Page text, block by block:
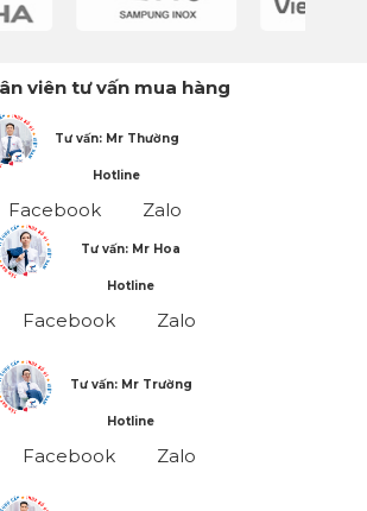
viên tư vấn mua hàng
Tư vấn: Mr Thường
Hotline
Facebook Zalo
Tư vấn: Mr Hoa
Hotline
Facebook Zalo
Tư vấn: Mr Trường
Hotline
Facebook Zalo